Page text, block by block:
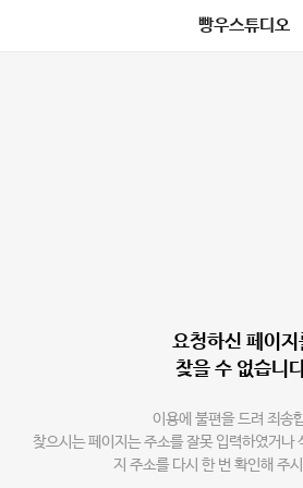
빵우스튜디오
요청하신 페이지
찾을 수 없습니
이용에 불편을 드려 죄송
찾으시는 페이지는 주소를 잘못 입력하였거나
지 주소를 다시 한 번 확인해 주